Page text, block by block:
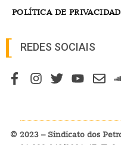
POLÍTICA DE
REDES SOCIAIS
© 2023 – Sindicato dos